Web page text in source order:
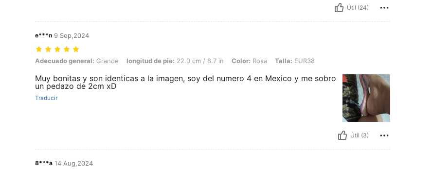
Útil (24)
e***n 9 Sep,2024
Adecuado general: Grande, longitud de pie: 22.0 cm / 8.7 in, Color: Rosa, Talla: EUR38
Adecuado general: Grande longitud de pie: 22.0 cm / 8.7 in Color: Rosa Talla: EUR38
Muy bonitas y son identicas a la imagen, soy del numero 4 en Mexico y me sobro
un pedazo de 2cm xD
Traducir
Útil (3)
8***a 14 Aug,2024